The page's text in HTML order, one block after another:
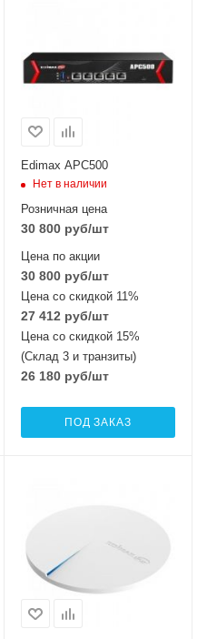
Edimax APC500
Нет в наличии
Розничная цена
30 800руб/шт
Цена по акции
30 800руб/шт
Цена со скидкой 11%
27 412 руб/шт
Цена со скидкой 15%
(Склад 3 и транзиты)
26 180руб/шт
ПОД ЗАКАЗ